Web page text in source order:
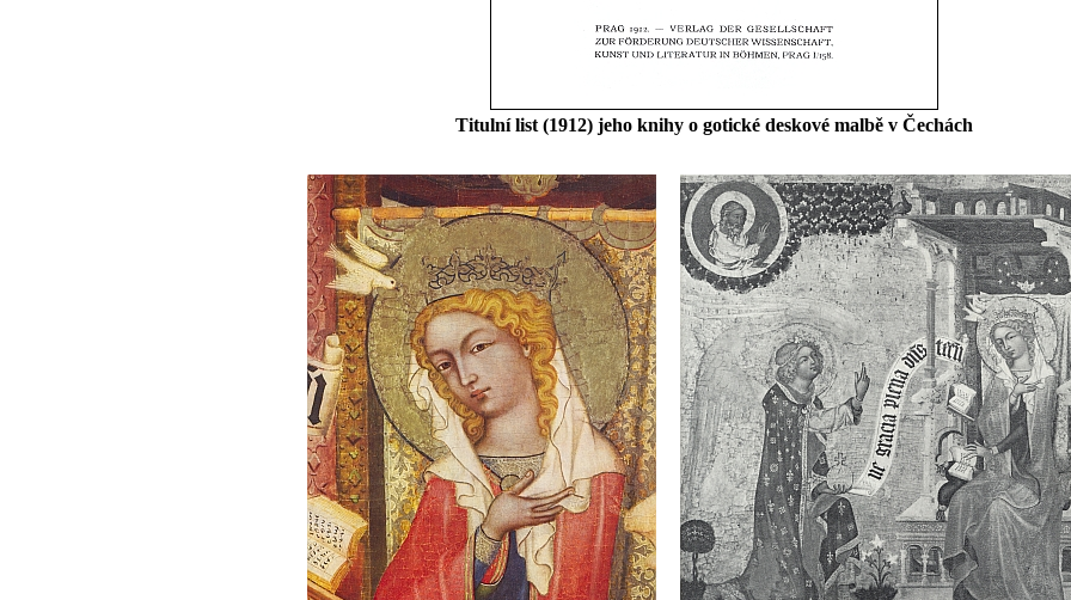
Titulní list (1912) jeho knihy o gotické deskové malbě v Čechách